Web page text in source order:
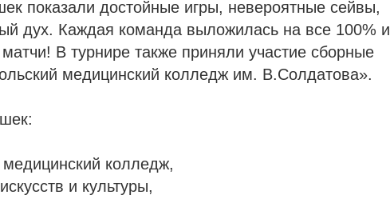
показали достойные игры, невероятные сейвы,
дух. Каждая команда выложилась на все 100% и
В турнире также приняли участие сборные
медицинский колледж им. В.Солдатова».
колледж,
и культуры,